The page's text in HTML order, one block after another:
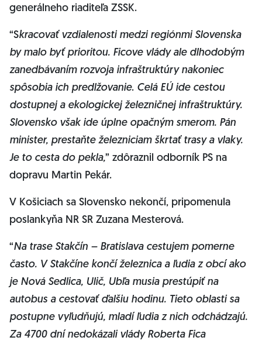
generálneho riaditeľa ZSSK.
“Skracovať vzdialenosti medzi regiónmi Slovenska
by malo byť prioritou. Ficove vlády ale dlhodobým
zanedbávaním rozvoja infraštruktúry nakoniec
spôsobia ich predlžovanie. Celá EÚ ide cestou
dostupnej a ekologickej železničnej infraštruktúry.
Slovensko však ide úplne opačným smerom. Pán
minister, prestaňte železniciam škrtať trasy a vlaky.
Je to cesta do pekla,” zdôraznil odborník PS na
dopravu Martin Pekár.
V Košiciach sa Slovensko nekončí, pripomenula
poslankyňa NR SR Zuzana Mesterová.
“Na trase Stakčín – Bratislava cestujem pomerne
často. V Stakčíne končí železnica a ľudia z obcí ako
je Nová Sedlica, Ulič, Ubľa musia prestúpiť na
autobus a cestovať ďalšiu hodinu. Tieto oblasti sa
postupne vyľudňujú, mladí ľudia z nich odchádzajú.
Za 4700 dní nedokázali vlády Roberta Fica